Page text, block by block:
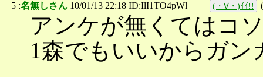
5 :名無しさん 10/01/13 22:18 ID:IlI1TO4pWl (・∀・)ｲｲ!! (
アンケが無くてはコ
1森でもいいからガン